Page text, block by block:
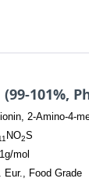
101%,
2-Amino-4-
NO2S
mol
Eur., Food Grade